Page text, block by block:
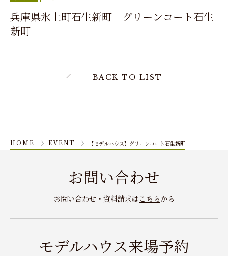
兵庫県氷上町石生新町 グリーンコート石生
新町
BACK TO LIST
HOME EVENT 【モデルハウス】グリーンコート石生新町
お問い合わせ
お問い合わせ・資料請求は こちらから
モデルハウス来場予約